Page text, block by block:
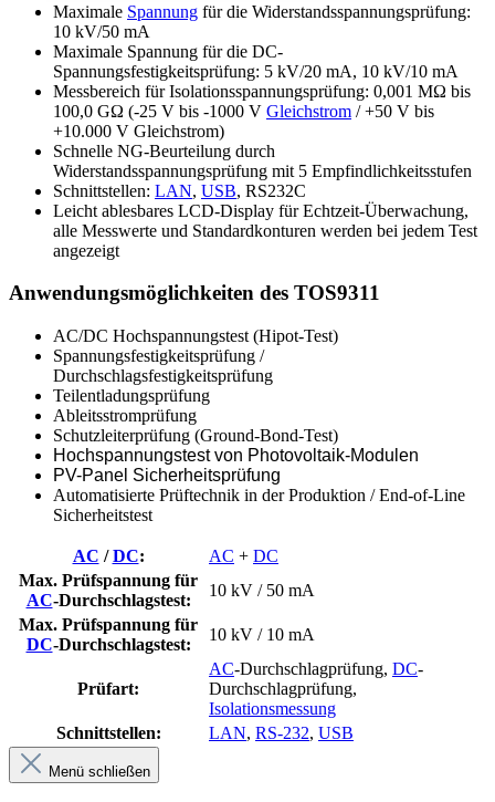
Maximale Spannung für die Widerstandsspannungsprüfung:
10 kV/50 mA
Maximale Spannung für die DC-
Spannungsfestigkeitsprüfung: 5 kV/20 mA, 10 kV/10 mA
Messbereich für Isolationsspannungsprüfung: 0,001 MΩ bis
100,0 GΩ (-25 V bis -1000 V Gleichstrom / +50 V bis
+10.000 V Gleichstrom)
Schnelle NG-Beurteilung durch
Widerstandsspannungsprüfung mit 5 Empfindlichkeitsstufen
Schnittstellen: LAN, USB, RS232C
Leicht ablesbares LCD-Display für Echtzeit-Überwachung,
alle Messwerte und Standardkonturen werden bei jedem Test
angezeigt
Anwendungsmöglichkeiten des TOS9311
AC/DC Hochspannungstest (Hipot-Test)
Spannungsfestigkeitsprüfung /
Durchschlagsfestigkeitsprüfung
Teilentladungsprüfung
Ableitsstromprüfung
Schutzleiterprüfung (Ground-Bond-Test)
Hochspannungstestvon Photovoltaik-Modulen
PV-Panel Sicherheitsprüfung
Automatisierte Prüftechnik in der Produktion / End-of-Line
Sicherheitstest
AC /DC: AC + DC
Max. Prüfspannung für
AC-Durchschlagstest:
10 kV / 50 mA
Max. Prüfspannung für
DC-Durchschlagstest:
10 kV / 10 mA
Prüfart:
AC-Durchschlagprüfung, DC-
Durchschlagprüfung,
Isolationsmessung
Schnittstellen:
LAN, RS-232, USB
Menü schließen